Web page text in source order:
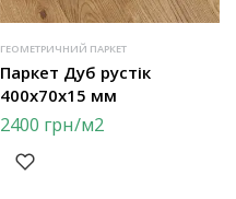
ГЕОМЕТРИЧНИЙ ПАРКЕТ
Паркет Дуб рустік
400х70х15 мм
2400 грн/м2